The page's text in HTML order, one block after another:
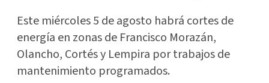
Este miércoles 5 de agosto habrá cortes de
energía en zonas de Francisco Morazán,
Olancho, Cortés y Lempira por trabajos de
mantenimiento programados.